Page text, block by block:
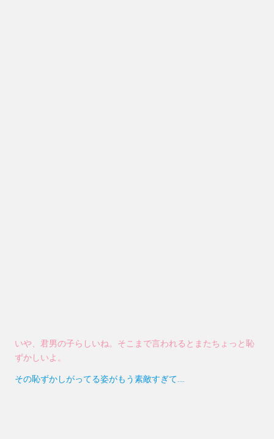
いや、君男の子らしいね。そこまで言われるとまたちょっと恥
ずかしいよ。
その恥ずかしがってる姿がもう素敵すぎて….